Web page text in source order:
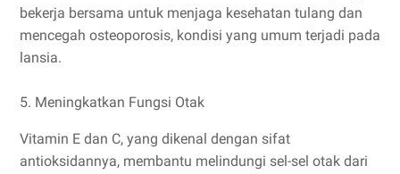
bekerja bersama untuk menjaga kesehatan tulang dan
mencegah osteoporosis, kondisi yang umum terjadi pada
lansia.
5. Meningkatkan Fungsi Otak
Vitamin E dan C, yang dikenal dengan sifat
antioksidannya, membantu melindungi sel-sel otak dari